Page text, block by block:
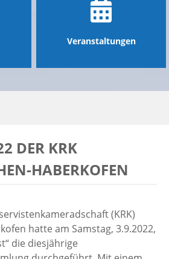
Veranstaltungen
DER KRK
HABERKOFEN
(KRK)
hatte am Samstag, 3.9.2022,
die diesjährige